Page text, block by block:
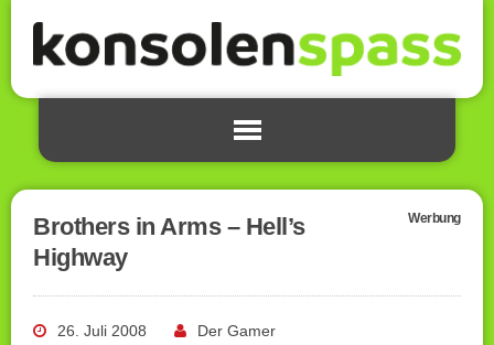
Brothers in Arms – Hell’s
Highway
Werbung
26. Juli 2008 Der Gamer